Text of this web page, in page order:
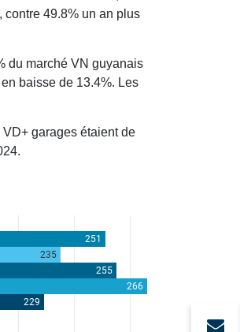
contre 49.8% un an plus
du marché VN guyanais
baisse de 13.4%. Les
garages étaient de